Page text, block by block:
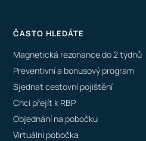
ČASTO HLEDÁTE
Magnetická rezonance do 2 týdnů
Preventivní a bonusový program
Sjednat cestovní pojištění
Chci přejít k RBP
Objednání na pobočku
Virtuální pobočka